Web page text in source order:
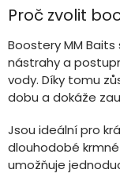
Proč zvolit
Boostery MM
nástrahy a
vody. Díky tomu
dobu a dokáže
Jsou ideální pro
dlouhodobé
umožňuje